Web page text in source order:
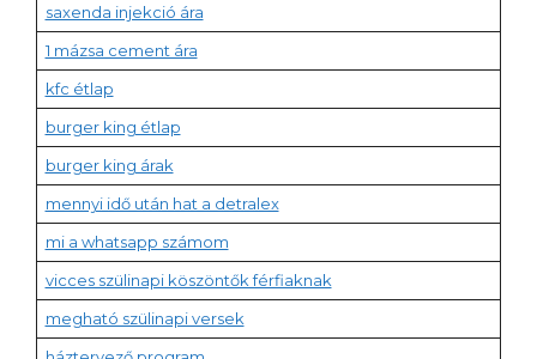
saxenda injekció ára
1 mázsa cement ára
kfc étlap
burger king étlap
burger king árak
mennyi idő után hat a detralex
mi a whatsapp számom
vicces szülinapi köszöntők férfiaknak
megható szülinapi versek